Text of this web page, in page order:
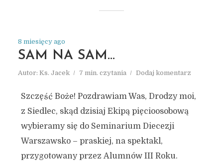
8 miesięcy ago
SAM NA SAM…
Autor: Ks. Jacek 7 min. czytania Dodaj komentarz
Szczęść Boże! Pozdrawiam Was, Drodzy moi,
z Siedlec, skąd dzisiaj Ekipą pięcioosobową
wybieramy się do Seminarium Diecezji
Warszawsko – praskiej, na spektakl,
przygotowany przez Alumnów III Roku.